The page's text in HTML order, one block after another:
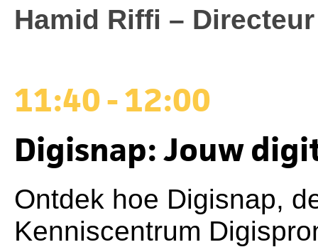
Hamid Riffi –
11:40 - 12:00
Digisnap: Jouw
Ontdek hoe Digisnap,
Kenniscentrum